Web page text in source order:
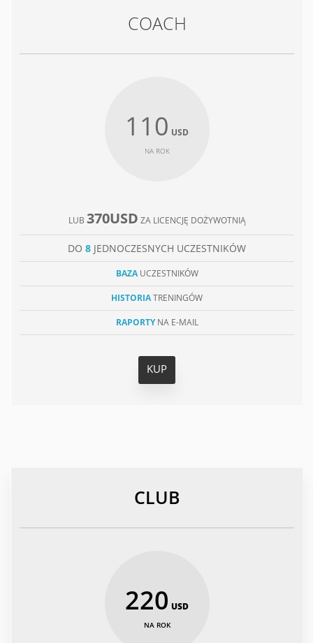
COACH
110USD
NA ROK
LUB 370USD ZA LICENCJĘ DOŻYWOTNIĄ
DO 8 JEDNOCZESNYCH UCZESTNIKÓW
BAZAUCZESTNIKÓW
HISTORIATRENINGÓW
RAPORTYNA E-MAIL
KUP
CLUB
220USD
NA ROK